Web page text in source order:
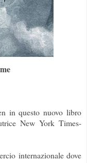
in questo nuovo libro
New York Times-
internazionale dove